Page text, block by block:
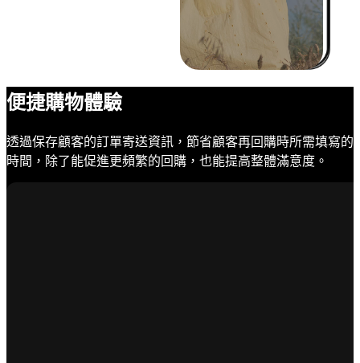
便捷購物體驗
透過保存顧客的訂單寄送資訊，節省顧客再回購時所需填寫的
時間，除了能促進更頻繁的回購，也能提高整體滿意度。